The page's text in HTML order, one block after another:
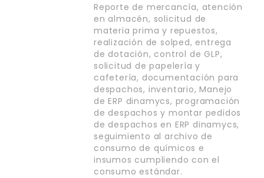
Reporte de mercancía, atención
en almacén, solicitud de
materia prima y repuestos,
realización de solped, entrega
de dotación, control de GLP,
solicitud de papelería y
cafetería, documentación para
despachos, inventario, Manejo
de ERP dinamycs, programación
de despachos y montar pedidos
de despachos en ERP dinamycs,
seguimiento al archivo de
consumo de químicos e
insumos cumpliendo con el
consumo estándar.